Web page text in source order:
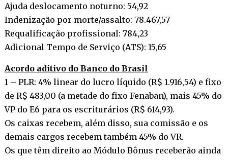
Ajuda deslocamento noturno: 54,92
Indenização por morte/assalto: 78.467,57
Requalificação profissional: 784,23
Adicional Tempo de Serviço (ATS): 15,65
Acordo aditivo do Banco do Brasil
1 – PLR: 4% linear do lucro líquido (R$ 1.916,54) e fixo
de R$ 483,00 (a metade do fixo Fenaban), mais 45% do
VP do E6 para os escriturários (R$ 614,93).
Os caixas recebem, além disso, sua comissão e os
demais cargos recebem também 45% do VR.
Os que têm direito ao Módulo Bônus receberão ainda